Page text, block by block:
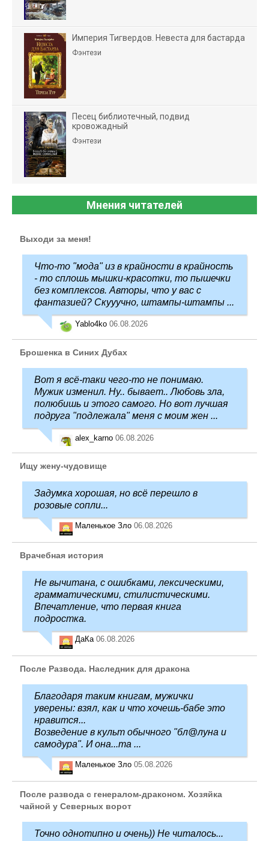
Империя Тигвердов. Невеста для бастарда
Фэнтези
Песец библиотечный, подвид
кровожадный
Фэнтези
Мнения читателей
Выходи за меня!
Что-то "мода" из в крайности в крайность
- то сплошь мышки-красотки, то пышечки
без комплексов. Авторы, что у вас с
фантазией? Скууучно, штампы-штампы ...
Yablo4ko 06.08.2026
Брошенка в Синих Дубах
Вот я всё-таки чего-то не понимаю.
Мужик изменил. Ну.. бывает.. Любовь зла,
полюбишь и этого самого. Но вот лучшая
подруга "подлежала" меня с моим жен ...
alex_karno 06.08.2026
Ищу жену-чудовище
Задумка хорошая, но всё перешло в
розовые сопли...
Маленькое Зло 06.08.2026
Врачебная история
Не вычитана, с ошибками, лексическими,
грамматическими, стилистическими.
Впечатление, что первая книга
подростка.
ДаКа 06.08.2026
После Развода. Наследник для дракона
Благодаря таким книгам, мужички
уверены: взял, как и что хочешь-бабе это
нравится...
Возведение в культ обычного "бл@луна и
самодура". И она...та ...
Маленькое Зло 05.08.2026
После развода с генералом-драконом. Хозяйка
чайной у Северных ворот
Точно однотипно и очень)) Не читалось...